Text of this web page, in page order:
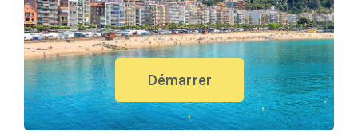
Démarrer